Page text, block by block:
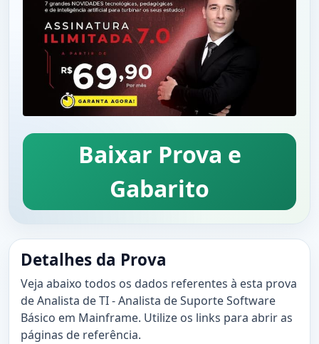
Baixar Prova e
Gabarito
Detalhes da Prova
Veja abaixo todos os dados referentes à esta prova
de Analista de TI - Analista de Suporte Software
Básico em Mainframe. Utilize os links para abrir as
páginas de referência.